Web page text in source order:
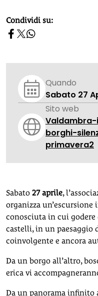
homepage h2
Condividi su:
Quando
Sabato 27
Sito web
borghi-
primavera2
Sabato 27 aprile,
organizza un’escursione
conosciuta in cui
castelli, in un paesaggio
coinvolgente e ancora
Da un borgo all’altro,
erica vi
Da un panorama infinito